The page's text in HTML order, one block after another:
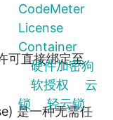
CodeMeter
License
Container
硬件加密狗
软授权
云
锁
轻云锁
可直接绑定至
是一种无需任